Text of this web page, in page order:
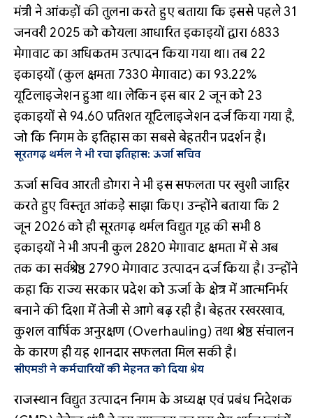
मंत्री ने आंकड़ों की तुलना करते हुए बताया कि इससे पहले 31
जनवरी 2025 को कोयला आधारित इकाइयों द्वारा 6833
मेगावाट का अधिकतम उत्पादन किया गया था। तब 22
इकाइयों (कुल क्षमता 7330 मेगावाट) का 93.22%
यूटिलाइजेशन हुआ था। लेकिन इस बार 2 जून को 23
इकाइयों से 94.60 प्रतिशत यूटिलाइजेशन दर्ज किया गया है,
जो कि निगम के इतिहास का सबसे बेहतरीन प्रदर्शन है।
सूरतगढ़ थर्मल ने भी रचा इतिहास: ऊर्जा सचिव
ऊर्जा सचिव आरती डोगरा ने भी इस सफलता पर खुशी जाहिर
करते हुए विस्तृत आंकड़े साझा किए। उन्होंने बताया कि 2
जून 2026 को ही सूरतगढ़ थर्मल विद्युत गृह की सभी 8
इकाइयों ने भी अपनी कुल 2820 मेगावाट क्षमता में से अब
तक का सर्वश्रेष्ठ 2790 मेगावाट उत्पादन दर्ज किया है। उन्होंने
कहा कि राज्य सरकार प्रदेश को ऊर्जा के क्षेत्र में आत्मनिर्भर
बनाने की दिशा में तेजी से आगे बढ़ रही है। बेहतर रखरखाव,
कुशल वार्षिक अनुरक्षण (Overhauling) तथा श्रेष्ठ संचालन
के कारण ही यह शानदार सफलता मिल सकी है।
सीएमडी ने कर्मचारियों की मेहनत को दिया श्रेय
राजस्थान विद्युत उत्पादन निगम के अध्यक्ष एवं प्रबंध निदेशक